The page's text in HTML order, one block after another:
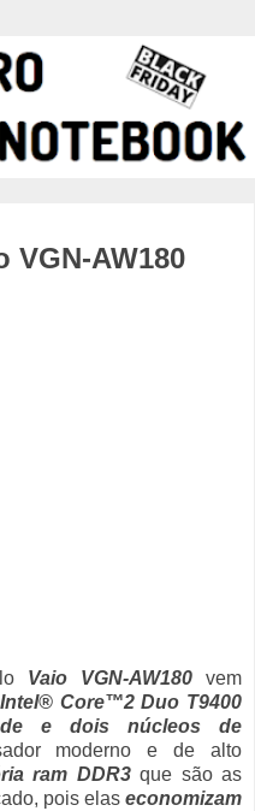
VGN-AW180
Vaio VGN-AW180 vem
Core™2 Duo T9400
e dois núcleos de
moderno e de alto
ram DDR3que são as
pois elas economizam